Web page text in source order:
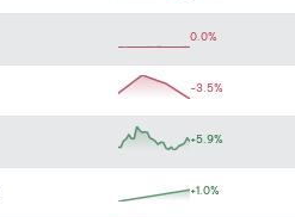
0.0%
-3.5%
+5.9%
+1.0%